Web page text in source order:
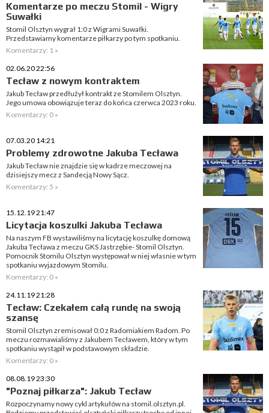
Komentarze po meczu Stomil - Wigry
Suwałki
Stomil Olsztyn wygrał 1:0 z Wigrami Suwałki.
Przedstawiamy komentarze piłkarzy po tym spotkaniu.
Komentarzy: 1 »
02.06.20 22:56
Tecław z nowym kontraktem
Jakub Tecław przedłużył kontrakt ze Stomilem Olsztyn.
Jego umowa obowiązuje teraz do końca czerwca 2023 roku.
Komentarzy: 0 »
07.03.20 14:21
Problemy zdrowotne Jakuba Tecława
Jakub Tecław nie znajdzie się w kadrze meczowej na
dzisiejszy mecz z Sandecją Nowy Sącz.
Komentarzy: 5 »
15.12.19 21:47
Licytacja koszulki Jakuba Tecława
Na naszym FB wystawiliśmy na licytację koszulkę domową
Jakuba Tecława z meczu GKS Jastrzębie- Stomil Olsztyn.
Pomocnik Stomilu Olsztyn występował w niej własnie w tym
spotkaniu wyjazdowym Stomilu.
Komentarzy: 0 »
24.11.19 21:28
Tecław: Czekałem całą rundę na swoją
szansę
Stomil Olsztyn zremisował 0:0 z Radomiakiem Radom. Po
meczu rozmawialiśmy z Jakubem Tecławem, który w tym
spotkaniu wystąpił w podstawowym składzie.
Komentarzy: 0 »
08.08.19 23:30
"Poznaj piłkarza": Jakub Tecław
Rozpoczynamy nowy cykl artykułów na stomil.olsztyn.pl.